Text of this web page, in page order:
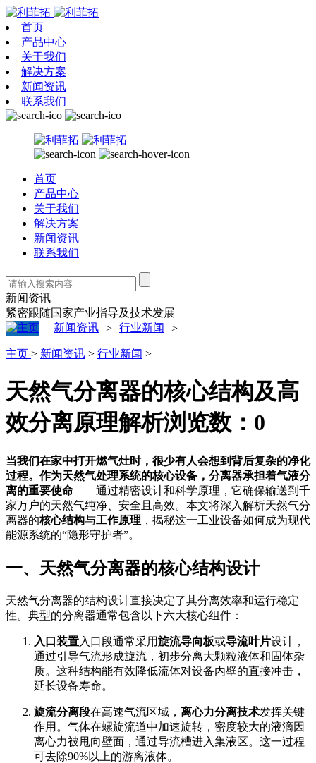
首页
产品中心
关于我们
解决方案
新闻资讯
联系我们
首页
产品中心
关于我们
解决方案
新闻资讯
联系我们
新闻资讯
紧密跟随国家产业指导及技术发展
新闻资讯 > 行业新闻 >
主页 > 新闻资讯 > 行业新闻 >
天然气分离器的核心结构及高
效分离原理解析浏览数： 0
当我们在家中打开燃气灶时，很少有人会想到背后复杂的净化
过程。作为天然气处理系统的核心设备，分离器承担着气液分
离的重要使命——通过精密设计和科学原理，它确保输送到千
家万户的天然气纯净、安全且高效。本文将深入解析天然气分
离器的核心结构与工作原理 ，揭秘这一工业设备如何成为现代
能源系统的“隐形守护者”。
一、天然气分离器的核心结构设计
天然气分离器的结构设计直接决定了其分离效率和运行稳定
性。典型的分离器通常包含以下六大核心组件：
入口装置入口段通常采用旋流导向板或导流叶片设计，
通过引导气流形成旋流，初步分离大颗粒液体和固体杂
质。这种结构能有效降低流体对设备内壁的直接冲击，
延长设备寿命。
旋流分离段在高速气流区域， 离心力分离技术发挥关键
作用。气体在螺旋流道中加速旋转，密度较大的液滴因
离心力被甩向壁面，通过导流槽进入集液区。这一过程
可去除90%以上的游离液体。